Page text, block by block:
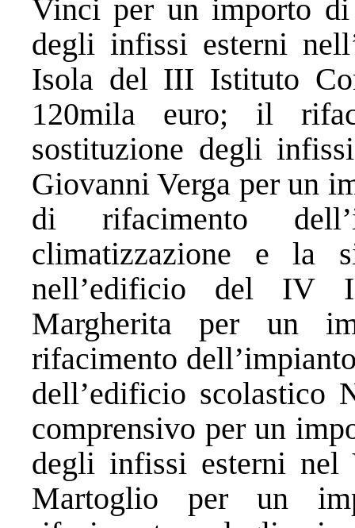
Vinci per un importo
degli infissi esterni
Isola del III Istituto
120mila euro; il
sostituzione degli
Giovanni Verga per un
di rifacimento
climatizzazione e la
nell’edificio del IV
Margherita per un
rifacimento
dell’edificio
comprensivo per un
degli infissi esterni
Martoglio per un